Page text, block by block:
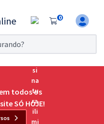
0
dias!
Exame datodos os
SÓ HOJE!